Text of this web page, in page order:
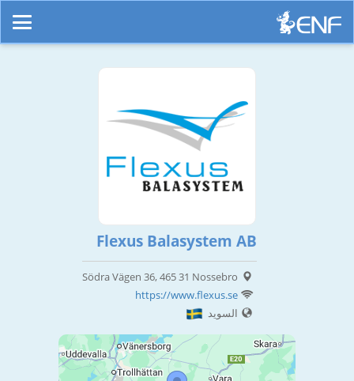
Flexus Balasystem AB
Södra Vägen 36, 465 31 Nossebro
https://www.flexus.se
السويد